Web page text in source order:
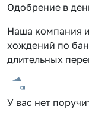
Одобрение в
Наша компания
хождений по
длительных
У вас нет